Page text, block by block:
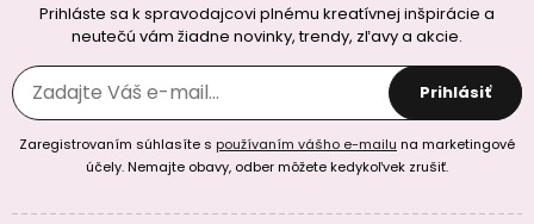
Prihláste sa k spravodajcovi plnému kreatívnej inšpirácie a
neutečú vám žiadne novinky, trendy, zľavy a akcie.
Prihlásiť
Zaregistrovaním súhlasíte s používaním vášho e-mailu na marketingové
účely. Nemajte obavy, odber môžete kedykoľvek zrušiť.